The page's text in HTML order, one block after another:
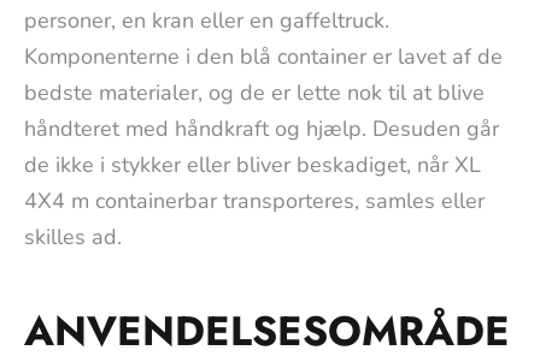
personer, en kran eller en gaffeltruck.
Komponenterne i den blå container er lavet af de
bedste materialer, og de er lette nok til at blive
håndteret med håndkraft og hjælp. Desuden går
de ikke i stykker eller bliver beskadiget, når XL
4X4 m containerbar transporteres, samles eller
skilles ad.
ANVENDELSESOMRÅDE